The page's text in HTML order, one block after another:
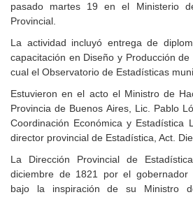
pasado martes 19 en el Ministerio
Provincial.
La actividad incluyó entrega de
capacitación en Diseño y Producción
cual el Observatorio de Estadísticas
Estuvieron en el acto el Ministro de
Provincia de Buenos Aires, Lic. Pablo
Coordinación Económica y Estadística
director provincial de Estadística, Act.
La Dirección Provincial de
diciembre de 1821 por el gobernador
bajo la inspiración de su Ministro